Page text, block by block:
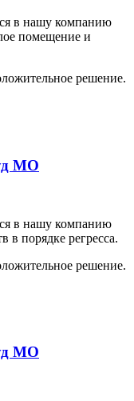
в нашу компанию
помещение и
решение.
МО
в нашу компанию
в порядке регресса.
решение.
МО